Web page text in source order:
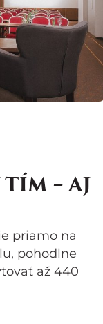
– AJ
priamo na
pohodlne
až 440